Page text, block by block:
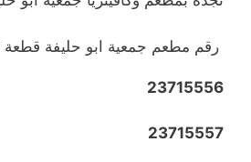
رقم مطعم جمعية ابو حليفة قطعة 2:
23715556
23715557